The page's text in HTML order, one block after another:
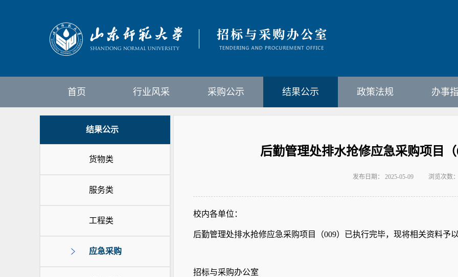
首页 行业风采 采购公示 结果公示 政策法规 办事
结果公示
货物类
服务类
工程类
应急采购
后勤管理处排水抢修应急采购项目
发布日期： 2025-05-09 浏览次数
校内各单位：
后勤管理处排水抢修应急采购项目（009）已执行完毕，现将相关资料予
招标与采购办公室